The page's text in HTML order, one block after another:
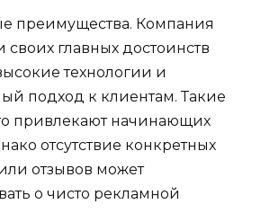
преимущества. Компания
своих главных достоинств
технологии и
подход к клиентам. Такие
привлекают начинающих
отсутствие конкретных
отзывов может
о чисто рекламной